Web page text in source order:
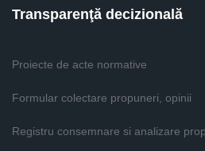
Transparenţă decizională
Proiecte de acte normative
Formular colectare propuneri, opinii
Registru consemnare si analizare